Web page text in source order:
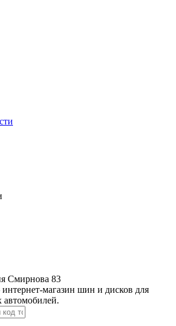
Смирнова 83
магазин шин и дисков для
автомобилей.